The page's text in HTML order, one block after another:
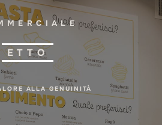
ETTO
ALLA GENUINITÀ